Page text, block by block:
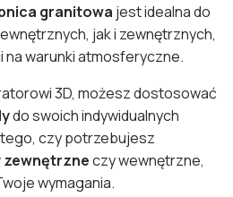
granitowa jest idealna do
jak i zewnętrznych,
warunki atmosferyczne.
3D, możesz dostosować
do swoich indywidualnych
czy potrzebujesz
zewnętrzneczy wewnętrzne,
wymagania.